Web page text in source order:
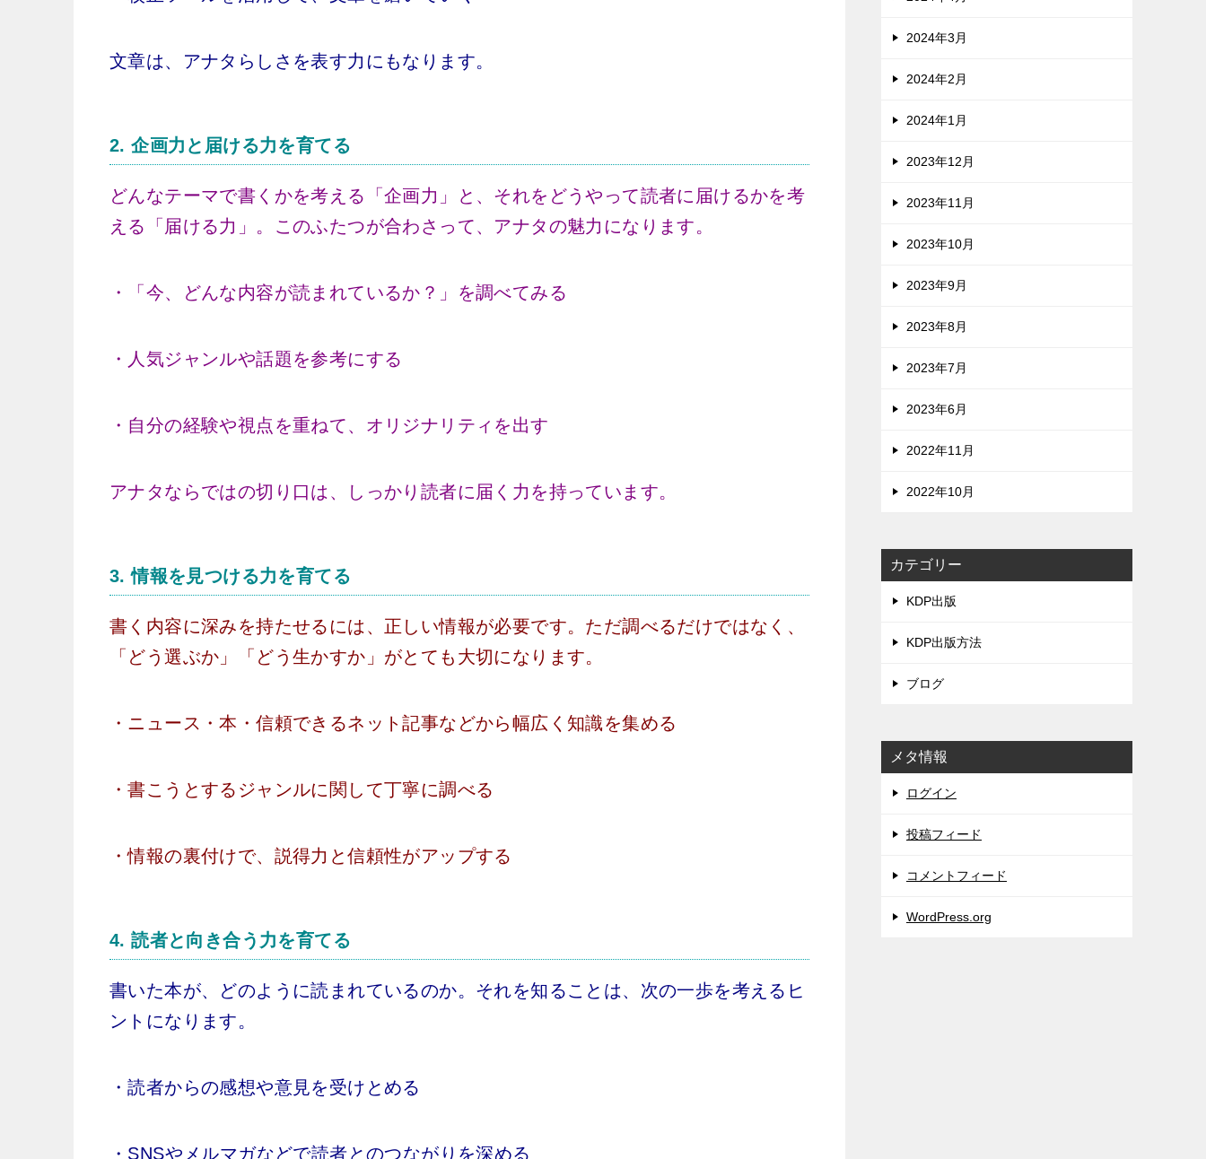
文章は、アナタらしさを表す力にもなります。
2.企画力と届ける力を育てる
どんなテーマで書くかを考える「企画力」と、それをどうやって読者に届けるかを考
える「届ける力」。このふたつが合わさって、アナタの魅力になります。
・「今、どんな内容が読まれているか？」を調べてみる
・人気ジャンルや話題を参考にする
・自分の経験や視点を重ねて、オリジナリティを出す
アナタならではの切り口は、しっかり読者に届く力を持っています。
3.情報を見つける力を育てる
書く内容に深みを持たせるには、正しい情報が必要です。ただ調べるだけではなく、
「どう選ぶか」「どう生かすか」がとても大切になります。
・ニュース・本・信頼できるネット記事などから幅広く知識を集める
・書こうとするジャンルに関して丁寧に調べる
・情報の裏付けで、説得力と信頼性がアップする
4.読者と向き合う力を育てる
書いた本が、どのように読まれているのか。それを知ることは、次の一歩を考えるヒ
ントになります。
・読者からの感想や意見を受けとめる
・SNSやメルマガなどで読者とのつながりを深める
2024年3月
2024年2月
2024年1月
2023年12月
2023年11月
2023年10月
2023年9月
2023年8月
2023年7月
2023年6月
2022年11月
2022年10月
カテゴリー
KDP出版
KDP出版方法
ブログ
メタ情報
ログイン
投稿フィード
コメントフィード
WordPress.org